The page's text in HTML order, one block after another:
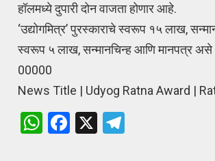
हॉलमध्ये दुपारी दोन वाजता होणार आहे.
‘उद्योगमित्र’ पुरस्काराचे स्वरूप १५ लाख,
स्वरूप ५ लाख, सन्मानचिन्ह आणि मानपत्र
00000
News Title | Udyog Ratna Award |
W F
X